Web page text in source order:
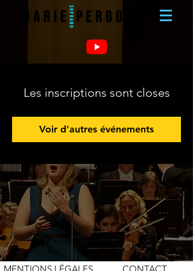
Les inscriptions sont closes
Voir d'autres événements